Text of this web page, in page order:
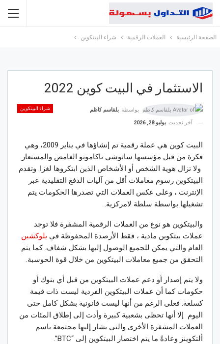
الصفحة الرئيسية العملات الرقمية شراء البيتكوين
الاستثمار في البيت كوين 2022
شراء البيتكوين بواسطة بلقاسم كاظم
آخر تحديث يوليو 28, 2026
البيت كوين هي عملة رقمية تم إنشاؤها في يناير 2009، وهي
فكرة من قبل مؤسسها ساتوشي ناكاموتو الغامض والمستعار.
ولا تزال هوية الشخص أو الأشخاص الذين ابتكروها لغزا. وتقدم
البيتكوين رسوم معاملات أقل من آليات الدفع التقليدية عبر
الإنترنت ، وعلى عكس العملات التي تصدرها الحكومات يتم
تشغيلها بواسطة سلطة لامركزية.
والبيتكوين هو نوع من العملات الرقمية المشفرة فلا توجد
عملات بيتكوين مادية ، فقط الأرصدة المحفوظة في بلوكشين
العام والتي يمكن للجميع الوصول إليها بشكل شفاف. كما يتم
التحقق من جميع معاملات البيتكوين من خلال قوة الحوسبة.
ولا يتم إصدار أو دعم عملات البيتكوين من قبل أي بنوك أو
حكومات كما أن عملات البيتكوين الفردية ليست ذات قيمة
كسلعة. فعلى الرغم من أنها ليست قانونية بشكل كامل حتى
اليوم إلا أنها تحظى بشعبية كبيرة وأدت إلى إطلاق المئات من
العملات المشفرة الأخرى والتي يشار إليها مجتمعة باسم
ألتكوينز وعادةً ما يتم اختصار البيتكوين إلى “BTC”.